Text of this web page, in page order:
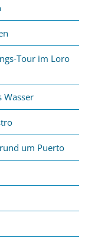
Tour im Loro
Wasser
um Puerto